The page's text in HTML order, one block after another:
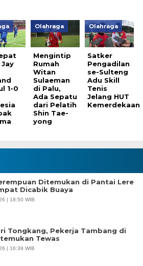
Jay
1-0
Olahraga
Mengintip
Rumah
Witan
Sulaeman
di Palu,
Ada Sepatu
dari Pelatih
Shin Tae-
yong
Olahraga
Satker
Pengadilan
se-Sulteng
Adu Skill
Tenis
Jelang HUT
Kemerdekaan
Ditemukan di Pantai Lere
Dicabik Buaya
| 18:50 WIB
Tongkang, Pekerja Tambang di
Tewas
| 16:39 WIB